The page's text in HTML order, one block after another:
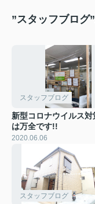
”スタッフブログ
スタッフブログ
新型コロナウイルス
は万全です!!
2020.06.06
スタッフブログ